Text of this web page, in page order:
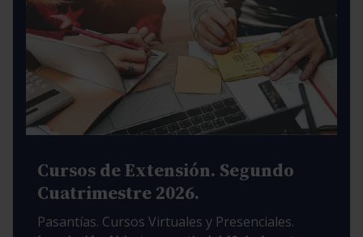
Cursos de Extensión. Segundo
Cuatrimestre 2026.
Pasantías. Cursos Virtuales y Presenciales.